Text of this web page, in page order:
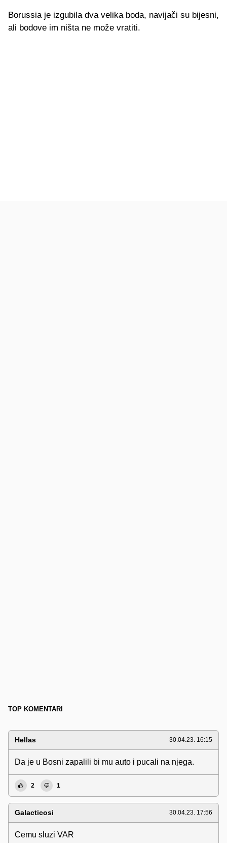
Borussia je izgubila dva velika boda, navijači su bijesni,
ali bodove im ništa ne može vratiti.
TOP KOMENTARI
Hellas 30.04.23. 16:15
Da je u Bosni zapalili bi mu auto i pucali na njega.
2 1
Galacticosi 30.04.23. 17:56
Cemu sluzi VAR